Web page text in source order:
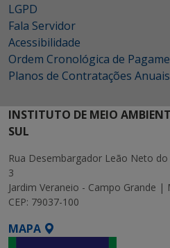
LGPD
Fala Servidor
Acessibilidade
Ordem Cronológica de
Planos de Contratações Anuais
INSTITUTO DE MEIO
SUL
Rua Desembargador Leão Neto
3
Jardim Veraneio - Campo Grande |
CEP: 79037-100
MAPA